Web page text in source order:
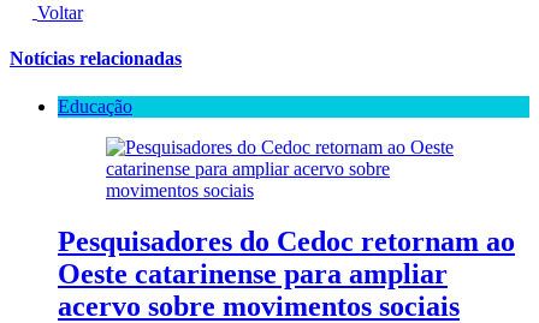
Voltar
Notícias relacionadas
Educação
Pesquisadores do Cedoc retornam ao
Oeste catarinense para ampliar
acervo sobre movimentos sociais